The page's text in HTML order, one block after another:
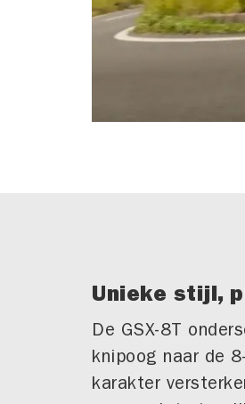
Unieke stijl,
De GSX-8T
knipoog naar de
karakter